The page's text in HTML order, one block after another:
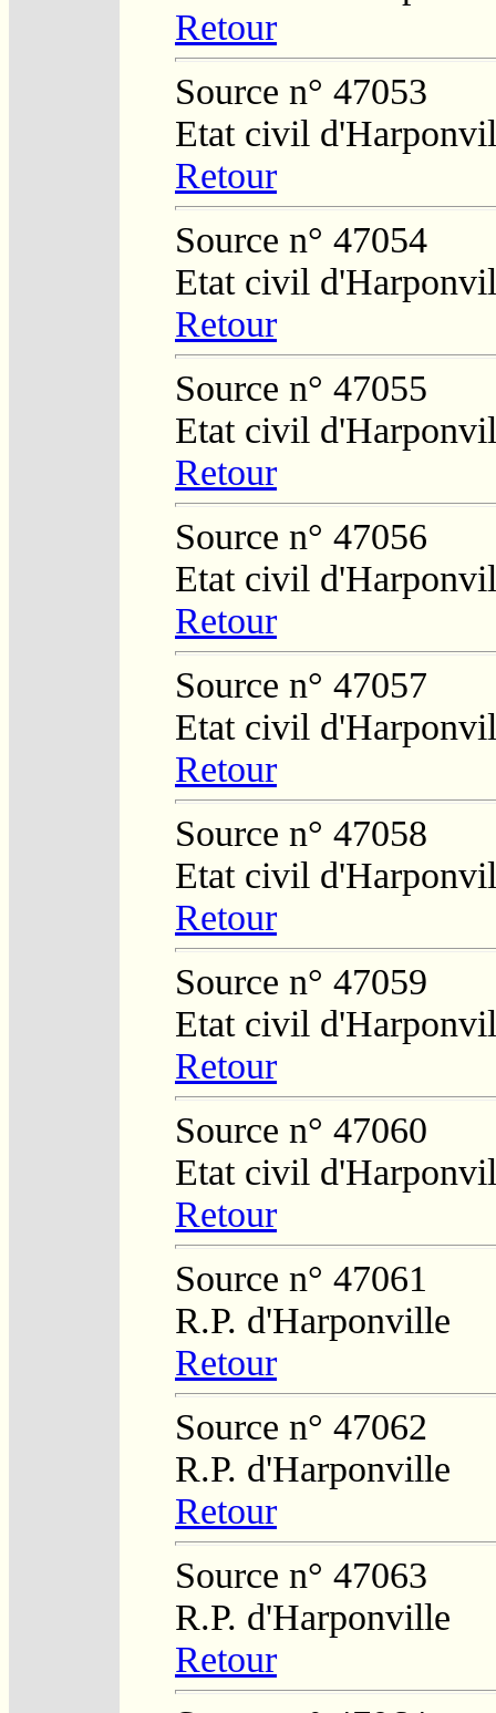
Retour
Source n° 47053
Etat civil
Retour
Source n° 47054
Etat civil
Retour
Source n° 47055
Etat civil
Retour
Source n° 47056
Etat civil
Retour
Source n° 47057
Etat civil
Retour
Source n° 47058
Etat civil
Retour
Source n° 47059
Etat civil
Retour
Source n° 47060
Etat civil
Retour
Source n° 47061
R.P. d'Harponville
Retour
Source n° 47062
R.P. d'Harponville
Retour
Source n° 47063
R.P. d'Harponville
Retour